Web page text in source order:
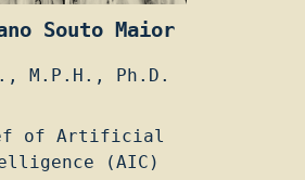
Souto Maior
M.P.H., Ph.D.
of Artificial
(AIC)